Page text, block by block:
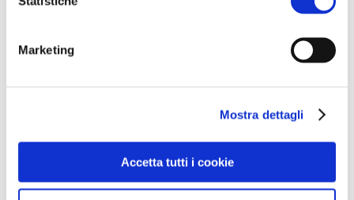
Marketing
Mostra dettagli
Accetta tutti i cookie
che stavi cercando. Per accedere alla
versione completa devi effettuare
già in possesso delle credenziali oppure
ACCEDI